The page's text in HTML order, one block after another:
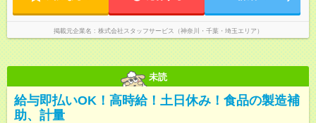
掲載元企業名 株式会社スタッフサービス（神奈川・千葉・埼玉エリア）
未読
給与即払いOK！高時給！土日休み！食品の製造補
助、計量